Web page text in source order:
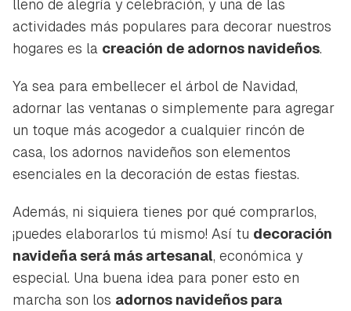
lleno de alegría y celebración, y una de las
actividades más populares para decorar nuestros
hogares es la creación de adornos navideños.
Ya sea para embellecer el árbol de Navidad,
adornar las ventanas o simplemente para agregar
un toque más acogedor a cualquier rincón de
casa, los adornos navideños son elementos
esenciales en la decoración de estas fiestas.
Además, ni siquiera tienes por qué comprarlos,
¡puedes elaborarlos tú mismo! Así tu decoración
navideña será más artesanal, económica y
especial. Una buena idea para poner esto en
marcha son los adornos navideños para